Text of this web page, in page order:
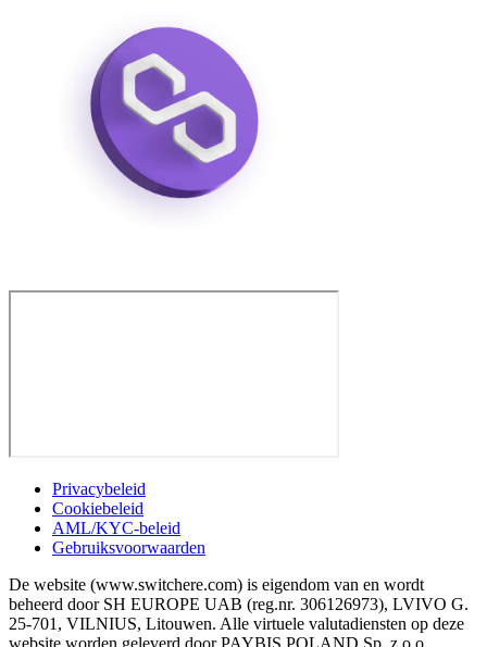
Privacybeleid
Cookiebeleid
AML/KYC-beleid
Gebruiksvoorwaarden
De website (www.switchere.com) is eigendom van en wordt
beheerd door SH EUROPE UAB (reg.nr. 306126973), LVIVO G.
25-701, VILNIUS, Litouwen. Alle virtuele valutadiensten op deze
website worden geleverd door PAYBIS POLAND Sp. z o.o.